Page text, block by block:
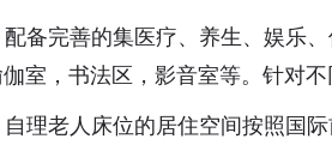
备完善的集医疗、养生、娱乐
室，书法区，影音室等。针对不
理老人床位的居住空间按照国